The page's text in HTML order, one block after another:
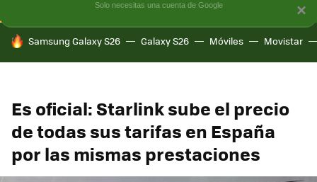
HOY SE HABLA DE
Samsung Galaxy S26 Galaxy S26 Móviles Movistar
Es oficial: Starlink sube el precio
de todas sus tarifas en España
por las mismas prestaciones
×
Solo necesitas una cuenta de Google